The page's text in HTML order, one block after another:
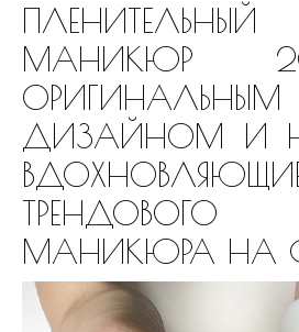
МАНИКЮР
ОРИГИНАЛЬНЫМ
ДИЗАЙНОМ И
ТРЕНДОВОГО
МАНИКЮРА НА